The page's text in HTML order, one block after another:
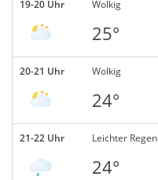
19-20 Uhr Wolkig
25°
20-21 Uhr Wolkig
24°
21-22 Uhr Leichter Regen
24°